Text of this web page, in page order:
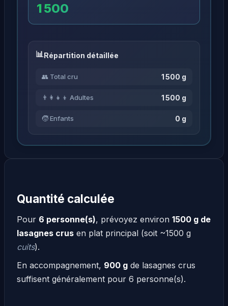
1 500
Répartition détaillée
👥 Total cru 1 500 g
👨‍👩‍👧‍👦 Adultes 1 500 g
🧒 Enfants 0 g
Quantité calculée
Pour 6 personne(s), prévoyez environ 1500 g de
lasagnes crus en plat principal (soit ~1500 g
cuits).
En accompagnement, 900 g de lasagnes crus
suffisent généralement pour 6 personne(s).